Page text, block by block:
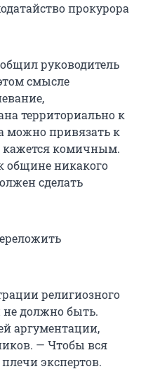
прокурора
руководитель
смысле
территориально к
можно привязать к
кажется комичным.
общине никакого
сделать
религиозного
не должно быть.
аргументации,
— Чтобы вся
экспертов.